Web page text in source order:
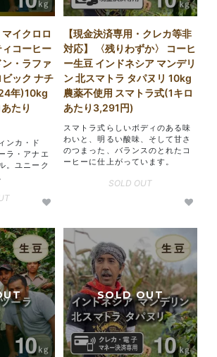
マイクロロ
コーヒー
・ラファ
ック ナチ
年)10kg
たり
ンカ・ド
ラ・アナエ
。ユニーク
【現金決済専用・クレカ等非
対応】 〈残りわずか〉 コーヒ
ー生豆 インドネシア マンデリ
ン 北スマトラ タパヌリ 10kg
農薬不使用 スマトラ式(1キロ
あたり3,291円)
スマトラ式らしいボディのある味
わいと、明るい酸味、そして甘さ
のつまった、バランスのとれたコ
ーヒーに仕上がっています。
SOLD OUT